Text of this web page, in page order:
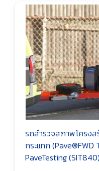
รถสำรวจสภาพโครง
กระแทก
PaveTesting (SIT840)